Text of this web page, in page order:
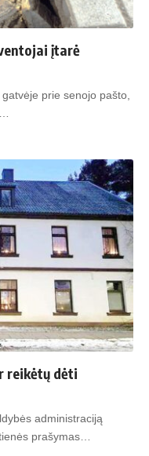
įtarė
prie senojo pašto,
reikėtų dėti
administraciją
prašymas…